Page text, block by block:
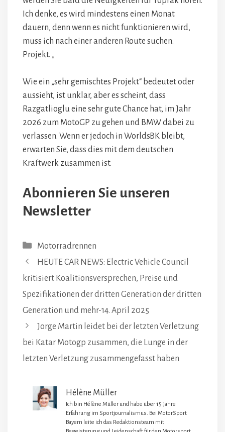
Ich denke, es wird mindestens einen Monat
dauern, denn wenn es nicht funktionieren wird,
muss ich nach einer anderen Route suchen.
Projekt. „
Wie ein „sehr gemischtes Projekt“ bedeutet oder
aussieht, ist unklar, aber es scheint, dass
Razgatlioglu eine sehr gute Chance hat, im Jahr
2026 zum MotoGP zu gehen und BMW dabei zu
verlassen. Wenn er jedoch in WorldsBK bleibt,
erwarten Sie, dass dies mit dem deutschen
Kraftwerk zusammen ist.
Abonnieren Sie unseren
Newsletter
Kategorien
Motorradrennen
HEUTE CAR NEWS: Electric Vehicle Council
kritisiert Koalitionsversprechen, Preise und
Spezifikationen der dritten Generation der dritten
Generation und mehr-14. April 2025
Jorge Martin leidet bei der letzten Verletzung
bei Katar Motogp zusammen, die Lunge in der
letzten Verletzung zusammengefasst haben
Hélène Müller
Ich bin Hélène Müller und habe über 15 Jahre
Erfahrung im Sportjournalismus. Bei MotorSport
Bayern leite ich das Redaktionsteam mit